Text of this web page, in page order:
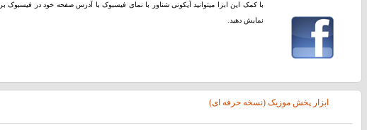
با کمک این ابزا میتوانید آیکونی شناور با نمای فیسبوک با آدرس صفحه خود در فیسبوک
نمایش دهید.
ابزار پخش موزیک (نسخه حرفه ای)